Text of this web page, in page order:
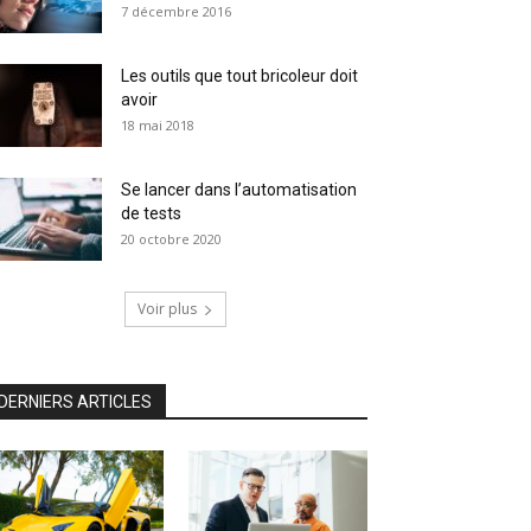
7 décembre 2016
Les outils que tout bricoleur doit
avoir
18 mai 2018
Se lancer dans l’automatisation
de tests
20 octobre 2020
Voir plus
ARTICLES